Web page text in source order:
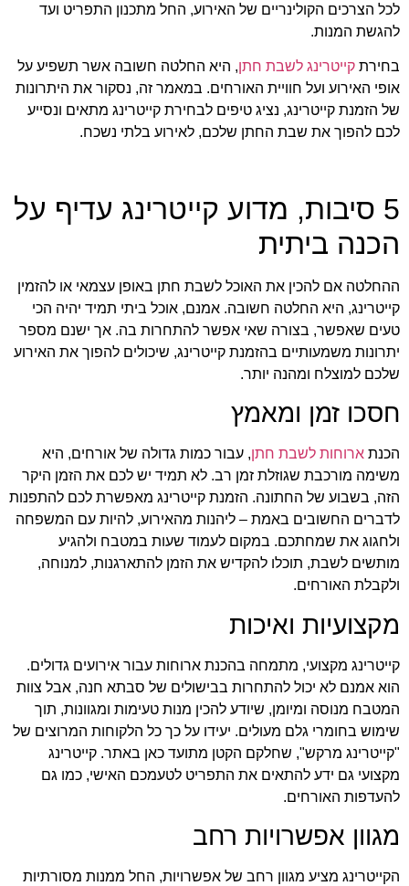
לכל הצרכים הקולינריים של האירוע, החל מתכנון התפריט ועד
להגשת המנות.
בחירת קייטרינג לשבת חתן, היא החלטה חשובה אשר תשפיע על
אופי האירוע ועל חוויית האורחים. במאמר זה, נסקור את היתרונות
של הזמנת קייטרינג, נציג טיפים לבחירת קייטרינג מתאים ונסייע
לכם להפוך את שבת החתן שלכם, לאירוע בלתי נשכח.
5 סיבות, מדוע קייטרינג עדיף על
הכנה ביתית
ההחלטה אם להכין את האוכל לשבת חתן באופן עצמאי או להזמין
קייטרינג, היא החלטה חשובה. אמנם, אוכל ביתי תמיד יהיה הכי
טעים שאפשר, בצורה שאי אפשר להתחרות בה. אך ישנם מספר
יתרונות משמעותיים בהזמנת קייטרינג, שיכולים להפוך את האירוע
שלכם למוצלח ומהנה יותר.
חסכו זמן ומאמץ
הכנת ארוחות לשבת חתן, עבור כמות גדולה של אורחים, היא
משימה מורכבת שגוזלת זמן רב. לא תמיד יש לכם את הזמן היקר
הזה, בשבוע של החתונה. הזמנת קייטרינג מאפשרת לכם להתפנות
לדברים החשובים באמת – ליהנות מהאירוע, להיות עם המשפחה
ולחגוג את שמחתכם. במקום לעמוד שעות במטבח ולהגיע
מותשים לשבת, תוכלו להקדיש את הזמן להתארגנות, למנוחה,
ולקבלת האורחים.
מקצועיות ואיכות
קייטרינג מקצועי, מתמחה בהכנת ארוחות עבור אירועים גדולים.
הוא אמנם לא יכול להתחרות בבישולים של סבתא חנה, אבל צוות
המטבח מנוסה ומיומן, שיודע להכין מנות טעימות ומגוונות, תוך
שימוש בחומרי גלם מעולים. יעידו על כך כל הלקוחות המרוצים של
"קייטרינג מרקש", שחלקם הקטן מתועד כאן באתר. קייטרינג
מקצועי גם ידע להתאים את התפריט לטעמכם האישי, כמו גם
להעדפות האורחים.
מגוון אפשרויות רחב
הקייטרינג מציע מגוון רחב של אפשרויות, החל ממנות מסורתיות